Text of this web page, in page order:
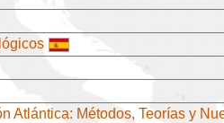
Atlántica: Métodos, Teorías y